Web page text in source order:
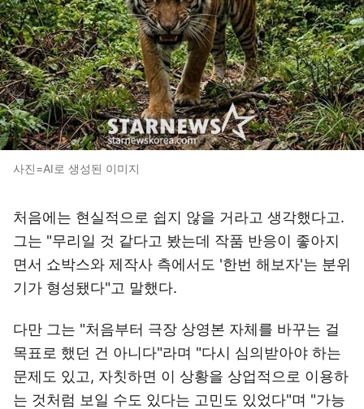
사진=AI로 생성된 이미지
처음에는 현실적으로 쉽지 않을 거라고 생각했다고.
그는 "무리일 것 같다고 봤는데 작품 반응이 좋아지
면서 쇼박스와 제작사 측에서도 '한번 해보자'는 분위
기가 형성됐다"고 말했다.
다만 그는 "처음부터 극장 상영본 자체를 바꾸는 걸
목표로 했던 건 아니다"라며 "다시 심의받아야 하는
문제도 있고, 자칫하면 이 상황을 상업적으로 이용하
는 것처럼 보일 수도 있다는 고민도 있었다"며 "가능